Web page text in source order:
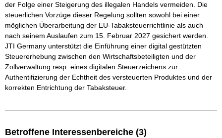
der Folge einer Steigerung des illegalen Handels vermeiden. Die
steuerlichen Vorzüge dieser Regelung sollten sowohl bei einer
möglichen Überarbeitung der EU-Tabaksteuerrichtlinie als auch
nach seinem Auslaufen zum 15. Februar 2027 gesichert werden.
JTI Germany unterstützt die Einführung einer digital gestützten
Steuererhebung zwischen den Wirtschaftsbeteiligten und der
Zollverwaltung resp. eines digitalen Steuerzeichens zur
Authentifizierung der Echtheit des versteuerten Produktes und der
korrekten Entrichtung der Tabaksteuer.
Betroffene Interessenbereiche (3)